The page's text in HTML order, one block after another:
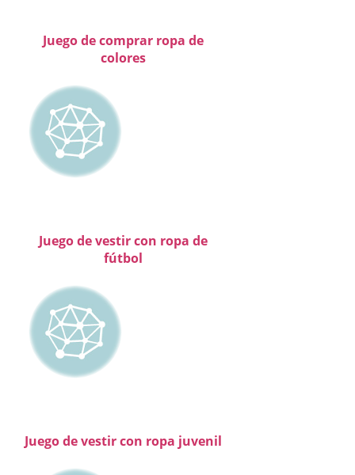
Juego de comprar ropa de
colores
Juego de vestir con ropa de
fútbol
Juego de vestir con ropa juvenil